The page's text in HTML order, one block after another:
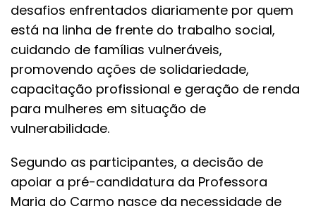
desafios enfrentados diariamente por quem
está na linha de frente do trabalho social,
cuidando de famílias vulneráveis,
promovendo ações de solidariedade,
capacitação profissional e geração de renda
para mulheres em situação de
vulnerabilidade.
Segundo as participantes, a decisão de
apoiar a pré-candidatura da Professora
Maria do Carmo nasce da necessidade de